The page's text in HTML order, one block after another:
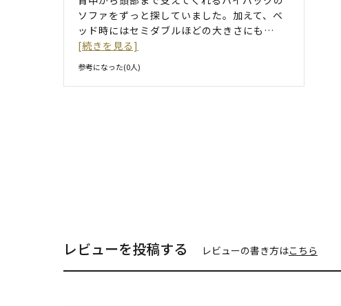
ソファをずっと探していました。加えて、ベ
ッド時にはセミダブルほどの大きさにも …
[続きを見る]
参考になった(0人)
レビューを投稿する レビューの書き方はこちら